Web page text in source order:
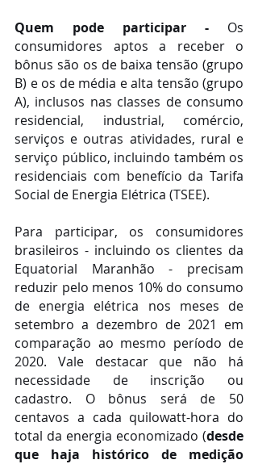
Quem pode participar - Os
consumidores aptos a receber o
bônus são os de baixa tensão (grupo
B) e os de média e alta tensão (grupo
A), inclusos nas classes de consumo
residencial, industrial, comércio,
serviços e outras atividades, rural e
serviço público, incluindo também os
residenciais com benefício da Tarifa
Social de Energia Elétrica (TSEE).
Para participar, os consumidores
brasileiros - incluindo os clientes da
Equatorial Maranhão - precisam
reduzir pelo menos 10% do consumo
de energia elétrica nos meses de
setembro a dezembro de 2021 em
comparação ao mesmo período de
2020. Vale destacar que não há
necessidade de inscrição ou
cadastro. O bônus será de 50
centavos a cada quilowatt-hora do
total da energia economizado (desde
que haja histórico de medição